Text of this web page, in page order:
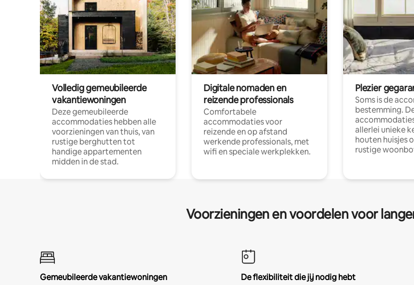
Volledig gemeubileerde
vakantiewoningen
Deze gemeubileerde
accommodaties hebben alle
voorzieningen van thuis, van
rustige berghutten tot
handige appartementen
midden in de stad.
Digitale nomaden en
reizende professionals
Comfortabele
accommodaties voor
reizende en op afstand
werkende professionals, met
wifi en speciale werkplekken.
Plezier
Soms is de
bestemming.
allerlei unieke
houten huisjes
rustige
Voorzieningen en voordelen voor
Gemeubileerde vakantiewoningen
De flexibiliteit die jij nodig hebt